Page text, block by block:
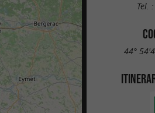
Tel. :
44°